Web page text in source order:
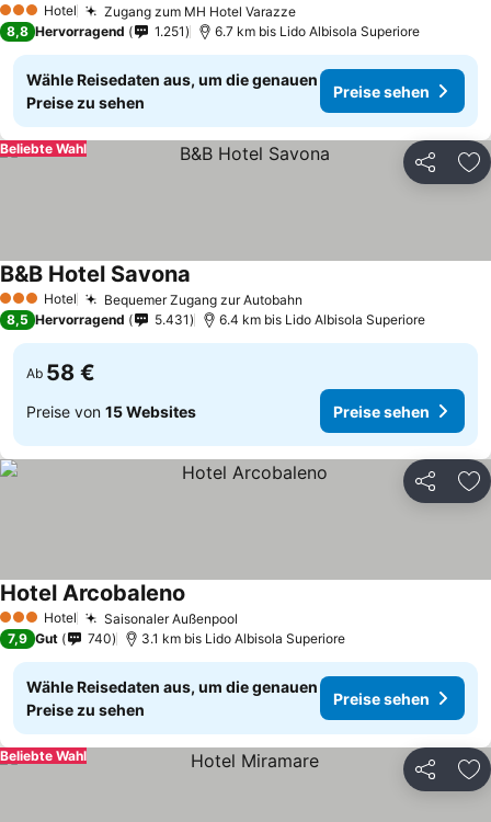
3 SterneHotel Zugang zum MH Hotel Varazze
8,8 Hervorragend 1.251 6.7 km bis Lido Albisola Superiore
Wähle Reisedaten aus, um die genauen
Preise zu sehen
Preise sehen
Teilen
Beliebte Wahl
3 SterneHotel Bequemer Zugang zur Autobahn
B&B Hotel Savona
8,5 Hervorragend 5.431 6.4 km bis Lido Albisola Superiore
Ab 58 €
Preise von 15 Websites Preise sehen
Teilen
3 SterneHotel Saisonaler Außenpool
Hotel Arcobaleno
7,9 Gut 740 3.1 km bis Lido Albisola Superiore
Wähle Reisedaten aus, um die genauen
Preise zu sehen
Preise sehen
Teilen
Beliebte Wahl